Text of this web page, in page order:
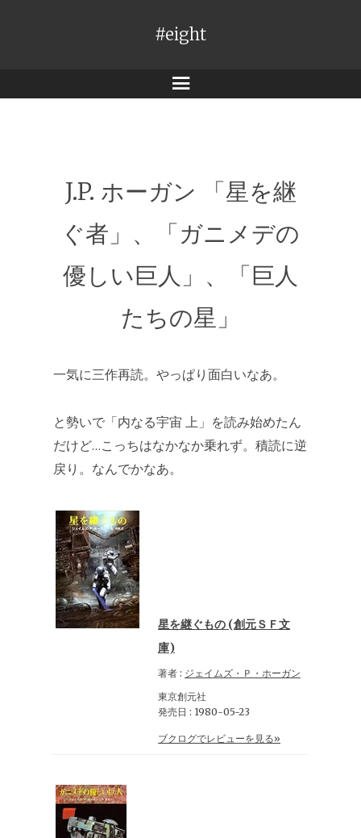
#eight
メ
J.P. ホーガン 「星を継
ぐ者」、「ガニメデの
優しい巨人」、「巨人
たちの星」
一気に三作再読。やっぱり面白いなあ。
と勢いで「内なる宇宙 上」を読み始めたん
だけど…こっちはなかなか乗れず。積読に逆
戻り。なんでかなあ。
星を継ぐもの (創元ＳＦ文
庫)
著者 : ジェイムズ・Ｐ・ホーガン
東京創元社
発売日 : 1980-05-23
ブクログでレビューを見る»